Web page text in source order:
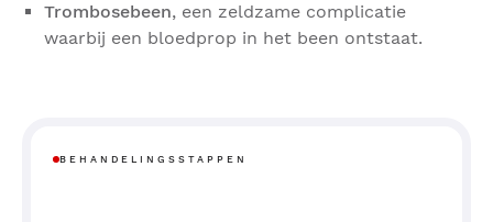
Trombosebeen, een zeldzame complicatie
waarbij een bloedprop in het been ontstaat.
BEHANDELINGSSTAPPEN